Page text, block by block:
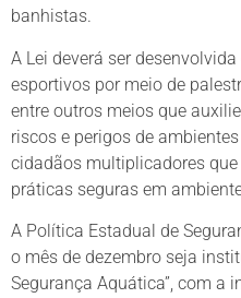
banhistas.
A Lei deverá ser
esportivos por meio de
entre outros meios que
riscos e perigos de
cidadãos multiplicadores
práticas seguras em
A Política Estadual de
o mês de dezembro seja
Segurança Aquática”, com a